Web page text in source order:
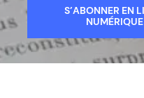
S’ABONNER EN
NUMÉRIQUE